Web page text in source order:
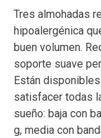
Tres almohadas
hipoalergénica
buen volumen.
soporte suave
Están
satisfacer todas
sueño: baja con
g, media con